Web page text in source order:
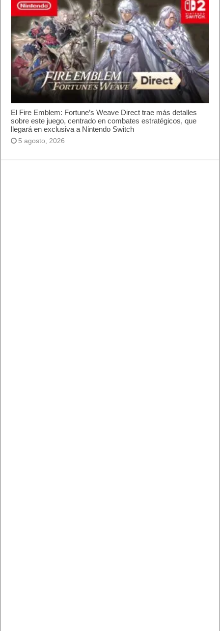
El Fire Emblem: Fortune’s Weave Direct trae más detalles
sobre este juego, centrado en combates estratégicos, que
llegará en exclusiva a Nintendo Switch
5 agosto, 2026